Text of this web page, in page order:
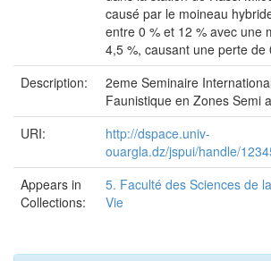
causé par le moineau
entre 0 % et 12 % avec une
4,5 %, causant une perte de
Description:
2eme Seminaire
Faunistique en Zones Semi
URI:
http://dspace.univ-
ouargla.dz/jspui/handle/
Appears in
Collections:
5. Faculté des Sciences de
Vie